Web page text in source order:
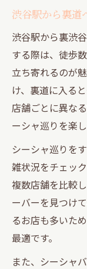
渋谷駅から裏道
渋谷駅から裏渋
する際は、徒歩
立ち寄れるのが
け、裏道に入る
店舗ごとに異な
ーシャ巡りを楽
シーシャ巡りを
雑状況をチェッ
複数店舗を比較
ーバーを見つけ
るお店も多いた
最適です。
また、シーシャ